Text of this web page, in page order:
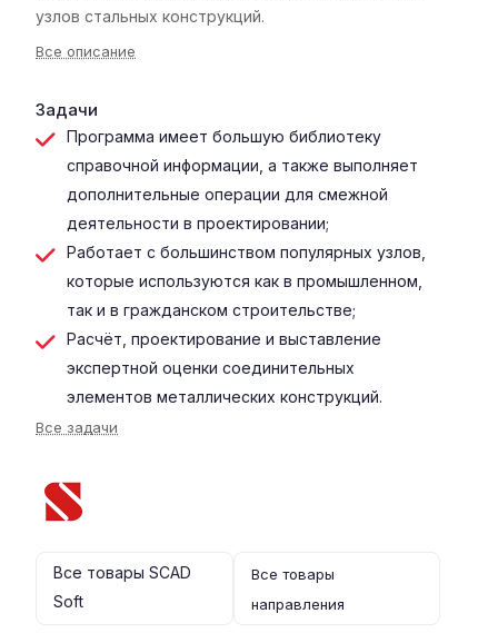
узлов стальных конструкций.
Все описание
Задачи
Программа имеет большую библиотеку
справочной информации, а также выполняет
дополнительные операции для смежной
деятельности в проектировании;
Работает с большинством популярных узлов,
которые используются как в промышленном,
так и в гражданском строительстве;
Расчёт, проектирование и выставление
экспертной оценки соединительных
элементов металлических конструкций.
Все задачи
Все товары SCAD
Soft
Все товары
направления